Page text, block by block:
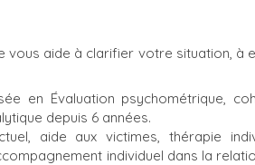
vous aide à clarifier votre situation, à
en Évaluation psychométrique,
depuis 6 années.
aide aux victimes, thérapie
individuel dans la